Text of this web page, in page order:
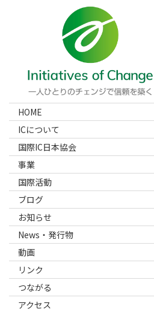
HOME
ICについて
国際IC日本協会
事業
国際活動
ブログ
お知らせ
News・発行物
動画
リンク
つながる
アクセス